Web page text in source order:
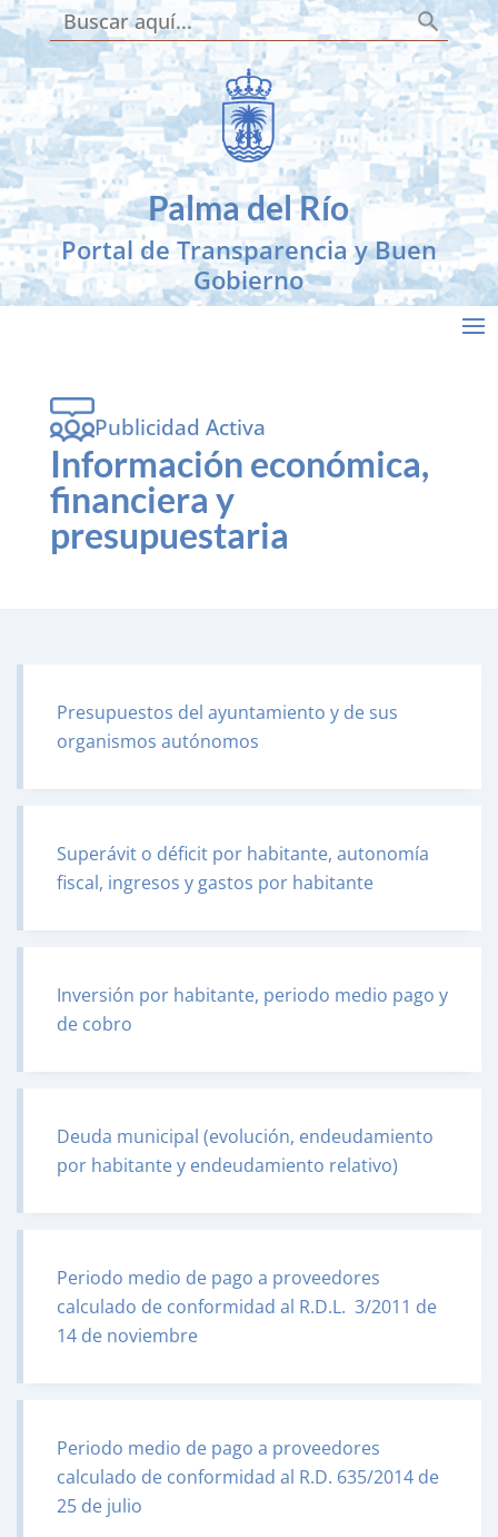
Skip to content
Buscar:
Palma del Río
Portal de Transparencia y Buen
Gobierno
Publicidad Activa
Información económica,
financiera y
presupuestaria
Presupuestos del ayuntamiento y de sus
organismos autónomos
Superávit o déficit por habitante, autonomía
fiscal, ingresos y gastos por habitante
Inversión por habitante, periodo medio pago y
de cobro
Deuda municipal (evolución, endeudamiento
por habitante y endeudamiento relativo)
Periodo medio de pago a proveedores
calculado de conformidad al R.D.L. 3/2011 de
14 de noviembre
Periodo medio de pago a proveedores
calculado de conformidad al R.D. 635/2014 de
25 de julio